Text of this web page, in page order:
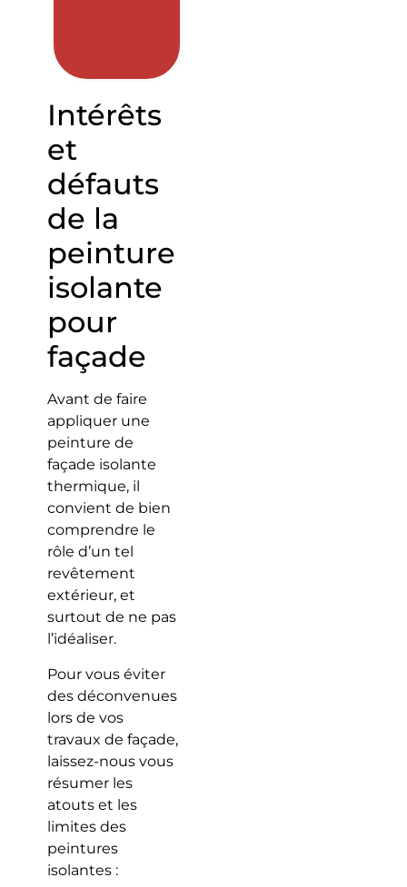
Intérêts
et
défauts
de la
peinture
isolante
pour
façade
Avant de faire
appliquer une
peinture de
façade isolante
thermique, il
convient de bien
comprendre le
rôle d’un tel
revêtement
extérieur, et
surtout de ne pas
l’idéaliser.
Pour vous éviter
des déconvenues
lors de vos
travaux de façade,
laissez-nous vous
résumer les
atouts et les
limites des
peintures
isolantes :